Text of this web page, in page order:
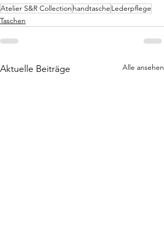
Atelier S&R Collection handtasche Lederpflege
Taschen
Aktuelle Beiträge Alle ansehen